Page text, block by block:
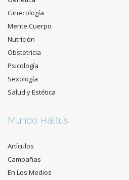
Ginecología
Mente Cuerpo
Nutrición
Obstetricia
Psicología
Sexología
Salud y Estética
Mundo Halitus
Artículos
Campañas
En Los Medios